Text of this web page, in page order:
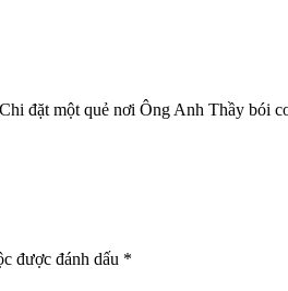
đặt một quẻ nơi Ông Anh Thầy bói
được đánh dấu *